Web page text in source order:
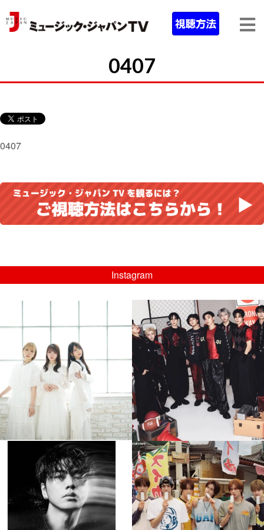
0407
0407
Instagram
...
8月 4
4 0
musicjapantv
💡08/05(水)23:00特番放送！
...
8月 4
4 0
musicjapantv
💡8月特番放送決定！
...
8月 4
510 0
musicjapantv
💡8月特番放送決定！
...
8月 4
6 0